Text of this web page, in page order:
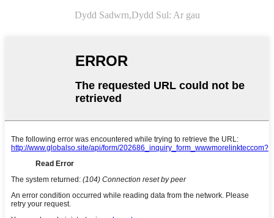
Dydd Sadwrn,Dydd Sul: Ar gau